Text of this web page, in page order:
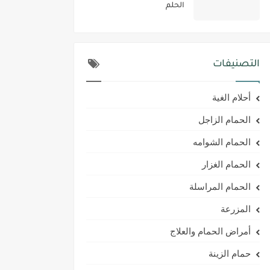
الحلم
التصنيفات
أحلام الغية
الحمام الزاجل
الحمام الشوامه
الحمام الغزار
الحمام المراسلة
المزرعة
أمراض الحمام والعلاج
حمام الزينة